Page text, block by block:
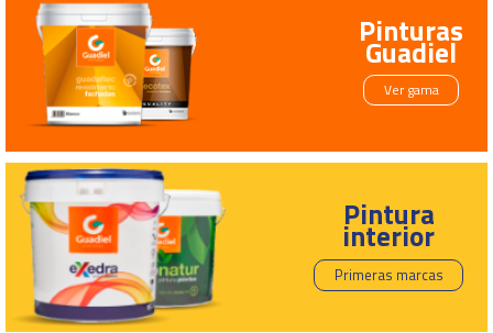
Pinturas
Guadiel
Ver gama
Pintura
interior
Primeras marcas